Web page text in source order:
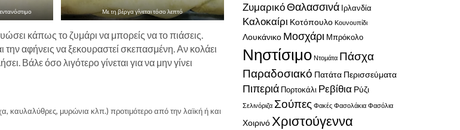
Με τη βέργα γίνεται τόσο λεπτό
κάπως το ζυμάρι να μπορείς να το πιάσεις.
την αφήνεις να ξεκουραστεί σκεπασμένη. Αν κολάει
Βάλε όσο λιγότερο γίνεται για να μην γίνει
καυλαλύθρες, μυρώνια κλπ.) προτιμότερο από την λαϊκή ή και
ΖυμαρικόΘαλασσινά Ιρλανδία
Καλοκαίρι Κοτόπουλο Κουνουπίδι
Λουκάνικο Μοσχάρι Μπρόκολο
Νηστίσιμο Ντομάτα Πάσχα
Παραδοσιακό Πατάτα Περισσεύματα
Πιπεριά Πορτοκάλι Ρεβίθια Ρύζι
Σελινόριζα Σούπες Φακές Φασολάκια Φασόλια
Χοιρινό Χριστούγεννα